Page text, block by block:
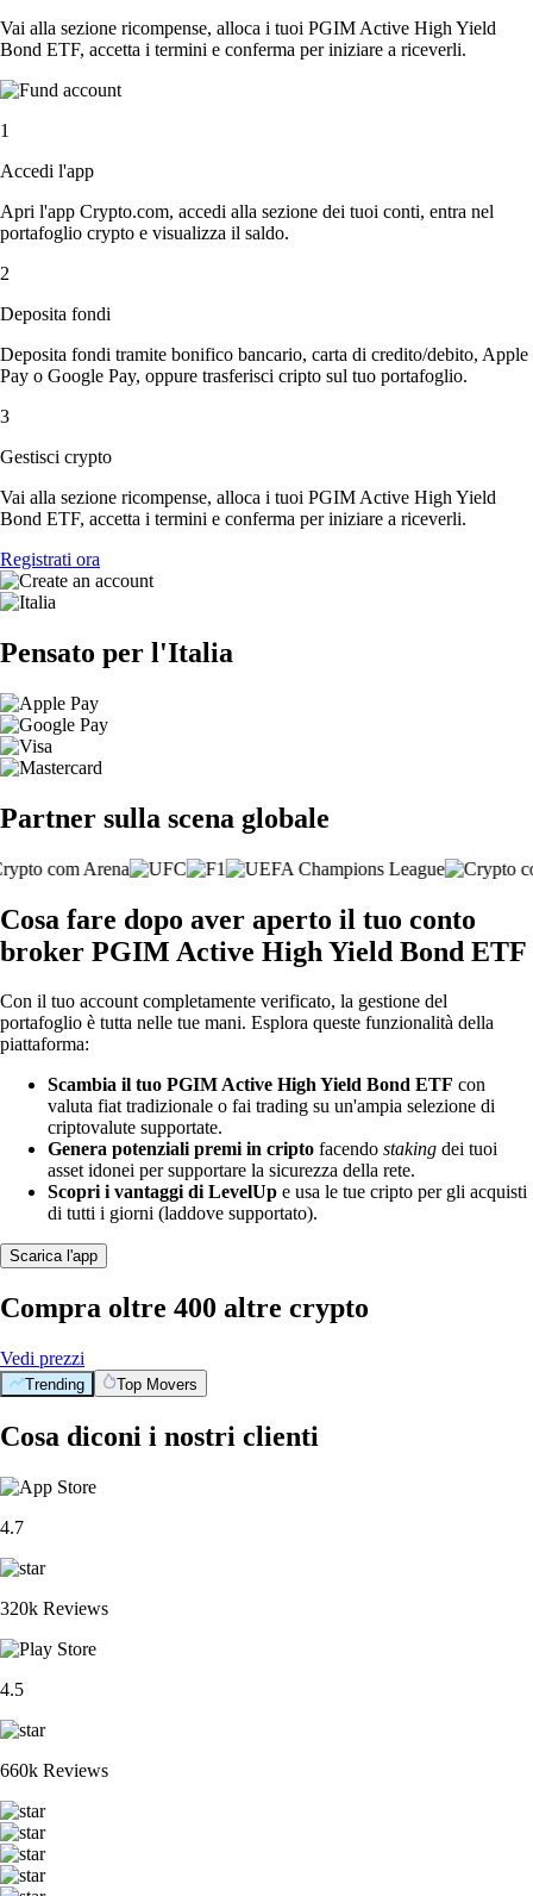
Vai alla sezione ricompense, alloca i tuoi PGIM Active High Yield
Bond ETF, accetta i termini e conferma per iniziare a riceverli.
1
Accedi l'app
Apri l'app Crypto.com, accedi alla sezione dei tuoi conti, entra nel
portafoglio crypto e visualizza il saldo.
2
Deposita fondi
Deposita fondi tramite bonifico bancario, carta di credito/debito, Apple
Pay o Google Pay, oppure trasferisci cripto sul tuo portafoglio.
3
Gestisci crypto
Vai alla sezione ricompense, alloca i tuoi PGIM Active High Yield
Bond ETF, accetta i termini e conferma per iniziare a riceverli.
Registrati ora
Pensato per l'Italia
Partner sulla scena globale
Cosa fare dopo aver aperto il tuo conto
broker PGIM Active High Yield Bond ETF
Con il tuo account completamente verificato, la gestione del
portafoglio è tutta nelle tue mani. Esplora queste funzionalità della
piattaforma:
Scambia il tuo PGIM Active High Yield Bond ETF con
valuta fiat tradizionale o fai trading su un'ampia selezione di
criptovalute supportate.
Genera potenziali premi in cripto facendo staking dei tuoi
asset idonei per supportare la sicurezza della rete.
Scopri i vantaggi di LevelUp e usa le tue cripto per gli acquisti
di tutti i giorni (laddove supportato).
Scarica l'app
Compra oltre 400 altre crypto
Vedi prezzi
Trending Top Movers
Cosa diconi i nostri clienti
4.7
320k Reviews
4.5
660k Reviews